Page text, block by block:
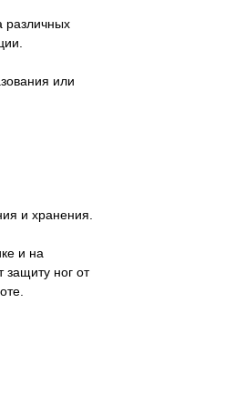
различных
или
и хранения.
и на
ног от